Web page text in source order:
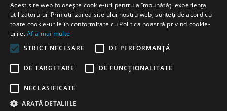
2012 Chișinău, Republica Moldova
tel: (+373 22) 213652, 227539
fax: (+373 22) 226681
Email: redactia@ijc.md
Acest site web folosește cookie-uri pentru a îmbunătăți experiența
utilizatorului. Prin utilizarea site-ului nostru web, sunteți de acord cu
toate cookie-urile în conformitate cu Politica noastră privind cookie-
urile.Află mai multe
STRICT NECESARE
DE PERFORMANȚĂ
DE TARGETARE DE FUNCŢIONALITATE
NECLASIFICATE
ARATĂ DETALIILE